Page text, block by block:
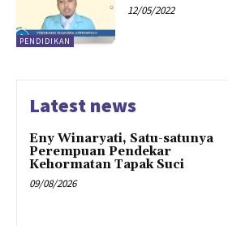
PENDIDIKAN
12/05/2022
Latest news
Eny Winaryati, Satu-satunya
Perempuan Pendekar
Kehormatan Tapak Suci
09/08/2026